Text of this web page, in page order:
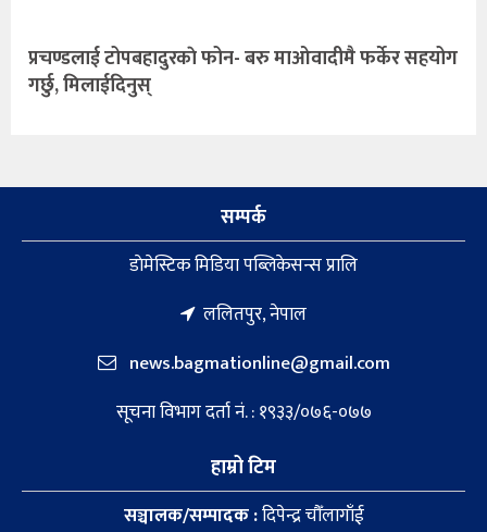
प्रचण्डलाई टोपबहादुरकाे फोन- बरु माओवादीमै फर्केर सहयोग
गर्छु, मिलाईदिनुस्
सम्पर्क
डाेमेस्टिक मिडिया पब्लिकेसन्स प्रालि
ललितपुर, नेपाल
news.bagmationline@gmail.com
सूचना विभाग दर्ता नं. : १९३३/०७६-०७७
हाम्रो टिम
सञ्चालक/सम्पादक :दिपेन्द्र चौँलागाँई